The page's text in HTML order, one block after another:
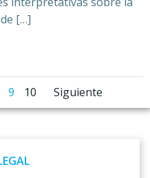
[…]
Página
9 Página
10 Siguiente